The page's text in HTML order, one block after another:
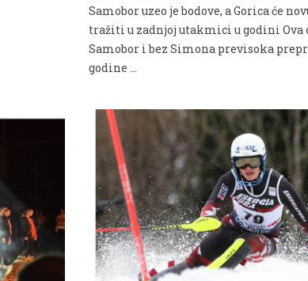
Samobor uzeo je bodove, a Gorica će
tražiti u zadnjoj utakmici u godini Ova
Samobor i bez Simona previsoka
godine …